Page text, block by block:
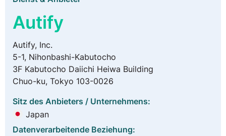
Autify
Autify, Inc.
5-1, Nihonbashi-Kabutocho
3F Kabutocho Daiichi Heiwa Building
Chuo-ku, Tokyo 103-0026
Sitz des Anbieters / Unternehmens:
Japan
Datenverarbeitende Beziehung: